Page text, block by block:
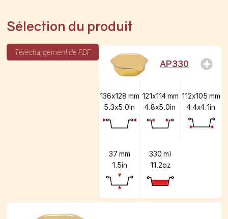
Sélection du produit
Téléchargement de PDF
AP330
136x128 mm
5.3x5.0in
121x114 mm
4.8x5.0in
112x105 mm
4.4x4.1in
37 mm
1.5in
330 ml
11.2oz